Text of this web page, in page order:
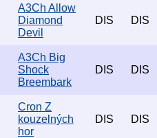
A3Ch Allow
Diamond
Devil
DIS DIS
A3Ch Big
Shock
Breembark
DIS DIS
Cron Z
kouzelných
hor
DIS DIS